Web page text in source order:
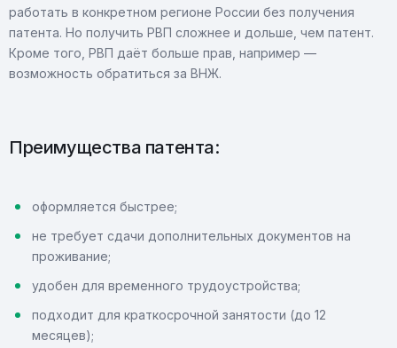
работать в конкретном регионе России без получения
патента. Но получить РВП сложнее и дольше, чем патент.
Кроме того, РВП даёт больше прав, например —
возможность обратиться за ВНЖ.
Преимущества патента:
оформляется быстрее;
не требует сдачи дополнительных документов на
проживание;
удобен для временного трудоустройства;
подходит для краткосрочной занятости (до 12
месяцев);